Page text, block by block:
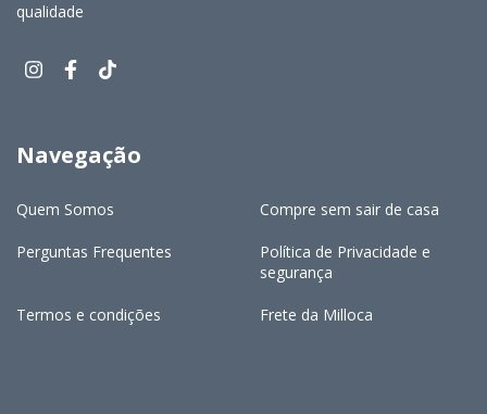
qualidade
Navegação
Quem Somos Compre sem sair de casa
Perguntas Frequentes
Política de Privacidade e
segurança
Termos e condições Frete da Milloca